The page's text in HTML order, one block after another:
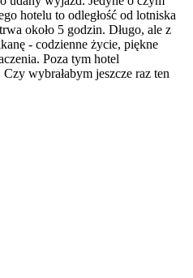
hotelu to odległość od lotniska
około 5 godzin. Długo, ale z
- codzienne życie, piękne
Poza tym hotel
wybrałabym jeszcze raz ten